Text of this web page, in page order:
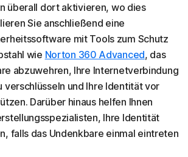
überall dort aktivieren, wo dies
Sie anschließend eine
mit Tools zum Schutz
wie Norton 360 Advanced, das
abzuwehren, Ihre Internetverbindung
verschlüsseln und Ihre Identität vor
Darüber hinaus helfen Ihnen
Ihre Identität
falls das Undenkbare einmal eintreten